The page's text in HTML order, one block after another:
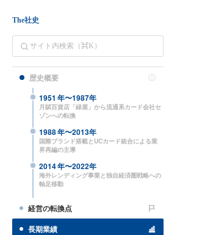
The社史
歴史概要
1951 年〜1987年
月賦百貨店「緑屋」から流通系カード会社セ
ゾンへの転換
1988年〜2013年
国際ブランド搭載とUCカード統合による業
界再編の主導
2014年〜2022年
海外レンディング事業と独自経済圏戦略への
軸足移動
経営の転換点
長期業績